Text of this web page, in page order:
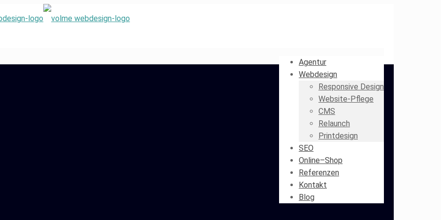
Agentur
Webdesign
Responsive Design
Website-Pflege
CMS
Relaunch
Printdesign
SEO
Online–Shop
Referenzen
Kontakt
Blog